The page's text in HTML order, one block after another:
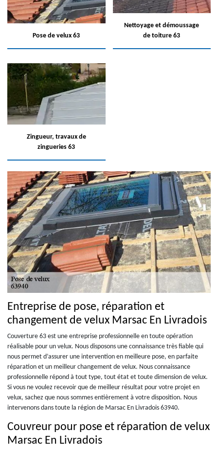
Pose de velux 63
Nettoyage et démoussage
de toiture 63
Zingueur, travaux de
zingueries 63
Entreprise de pose, réparation et
changement de velux Marsac En Livradois
Couverture 63 est une entreprise professionnelle en toute opération
réalisable pour un velux. Nous disposons une connaissance très fiable qui
nous permet d’assurer une intervention en meilleure pose, en parfaite
réparation et un meilleur changement de velux. Nous connaissance
professionnelle répond à tout type, tout état et toute dimension de velux.
Si vous ne voulez recevoir que de meilleur résultat pour votre projet en
velux, sachez que nous sommes entièrement à votre disposition. Nous
intervenons dans toute la région de Marsac En Livradois 63940.
Couvreur pour pose et réparation de velux
Marsac En Livradois